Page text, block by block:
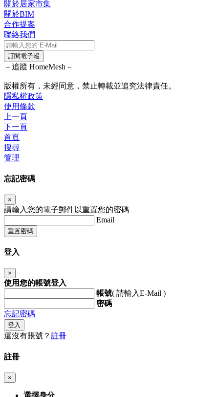
關於居家市集
關於BIM
合作提案
聯絡我們
訂閱電子報
－追蹤 HomeMesh－
版權所有，未經同意，禁止轉載並追究法律責任。
隱私權政策
使用條款
上一頁
下一頁
首頁
搜尋
管理
忘記密碼
×
請輸入您的電子郵件以重置您的密碼
Email
重置密碼
登入
×
使用您的帳號登入
帳號( 請輸入E-Mail )
密碼
忘記密碼
登入
還沒有賬號？ 註冊
註冊
×
選擇身分